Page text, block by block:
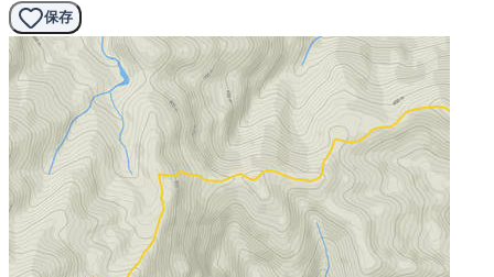
保存